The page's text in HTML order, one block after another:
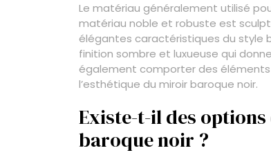
Le matériau généralement utilisé
matériau noble et robuste est
élégantes caractéristiques du style
finition sombre et luxueuse qui
également comporter des
l’esthétique du miroir baroque noir.
Existe-t-il des
baroque noir ?